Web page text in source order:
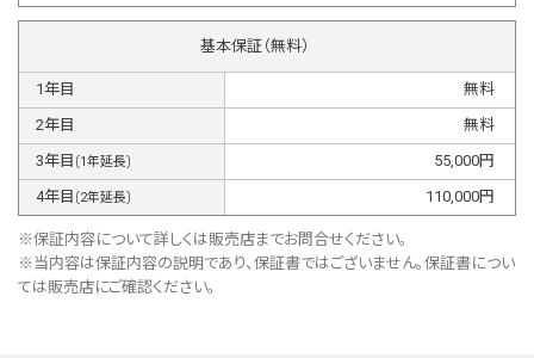
基本保証（無料）
1年目
無料
2年目
無料
3年目 (1年延長) 55,000円
4年目 (2年延長) 110,000円
※保証内容について詳しくは販売店までお問合せください。
※当内容は保証内容の説明であり、保証書ではございません。保証書につい
ては販売店にご確認ください。